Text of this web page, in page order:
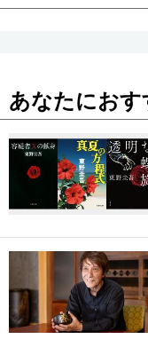
あなたにおす